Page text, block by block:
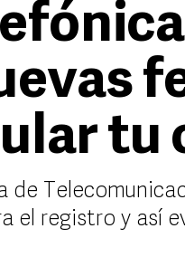
tu
de
el registro y así